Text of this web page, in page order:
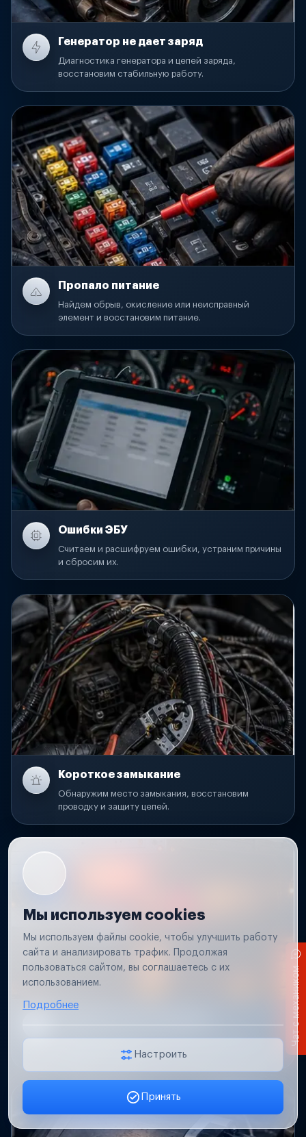
Генератор не дает заряд
Диагностика генератора и цепей заряда,
восстановим стабильную работу.
Пропало питание
Найдем обрыв, окисление или неисправный
элемент и восстановим питание.
Ошибки ЭБУ
Считаем и расшифруем ошибки, устраним причины
и сбросим их.
Короткое замыкание
Обнаружим место замыкания, восстановим
проводку и защиту цепей.
Проверим проводку и разъемы, восстановим
освещение прицепа.
Мы используем cookies
Мы используем файлы cookie, чтобы улучшить работу
сайта и анализировать трафик. Продолжая
пользоваться сайтом, вы соглашаетесь с их
использованием.
Подробнее
Настроить
Принять
Заявка онлайн
Чат с механиком